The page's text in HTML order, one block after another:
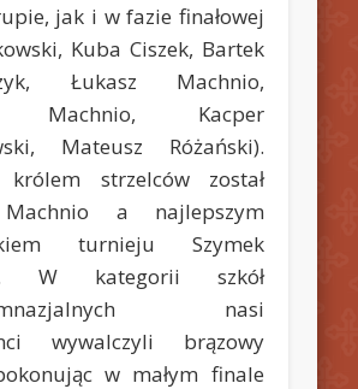
jak i w fazie finałowej
Kuba Ciszek, Bartek
Łukasz Machnio,
Machnio, Kacper
Mateusz Różański).
królem strzelców został
a najlepszym
turnieju Szymek
W kategorii szkół
nasi
wywalczyli brązowy
w małym finale